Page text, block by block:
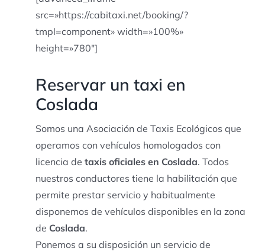
src=»https://cabitaxi.net/booking/?
tmpl=component» width=»100%»
height=»780″]
Reservar un taxi en
Coslada
Somos una Asociación de Taxis Ecológicos que
operamos con vehículos homologados con
licencia de taxis oficiales en Coslada. Todos
nuestros conductores tiene la habilitación que
permite prestar servicio y habitualmente
disponemos de vehículos disponibles en la zona
de Coslada.
Ponemos a su disposición un servicio de